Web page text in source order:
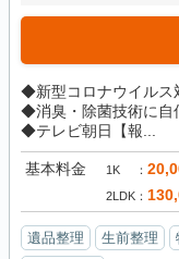
◆新型コロナウイルス
◆消臭・除菌技術に自
◆テレビ朝日【報...
基本料金 1K
2LDK
遺品整理 生前整理